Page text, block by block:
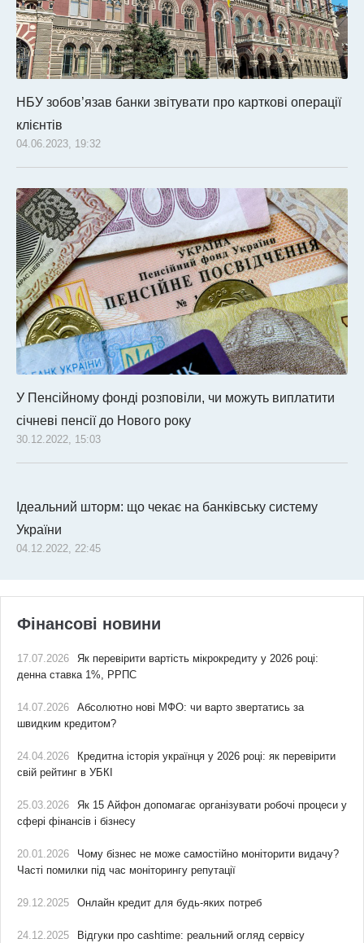
НБУ зобов’язав банки звітувати про карткові операції
клієнтів
04.06.2023, 19:32
У Пенсійному фонді розповіли, чи можуть виплатити
січневі пенсії до Нового року
30.12.2022, 15:03
Ідеальний шторм: що чекає на банківську систему
України
04.12.2022, 22:45
Фінансові новини
17.07.2026
Як перевірити вартість мікрокредиту у 2026 році:
денна ставка 1%, РРПС
14.07.2026
Абсолютно нові МФО: чи варто звертатись за
швидким кредитом?
24.04.2026
Кредитна історія українця у 2026 році: як перевірити
свій рейтинг в УБКІ
25.03.2026
Як 15 Айфон допомагає організувати робочі процеси у
сфері фінансів і бізнесу
20.01.2026
Чому бізнес не може самостійно моніторити видачу?
Часті помилки під час моніторингу репутації
29.12.2025 Онлайн кредит для будь-яких потреб
24.12.2025 Відгуки про cashtime: реальний огляд сервісу